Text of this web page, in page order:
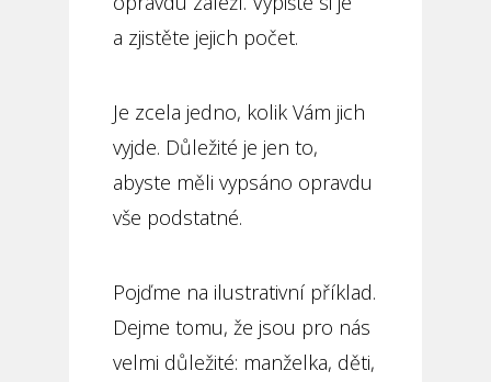
a zjistěte jejich počet.
Je zcela jedno, kolik Vám jich
vyjde. Důležité je jen to,
abyste měli vypsáno opravdu
vše podstatné.
Pojďme na ilustrativní příklad.
Dejme tomu, že jsou pro nás
velmi důležité: manželka, děti,